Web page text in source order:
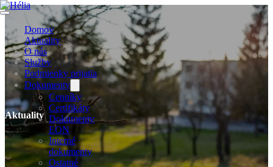
Domov
Aktuality
O nás
Služby
Podmienky prijatia
Dokumenty
Cenníky
Certifikáty
Dokumenty
EON
Interné
dokumenty
Ostatné
Aktuality